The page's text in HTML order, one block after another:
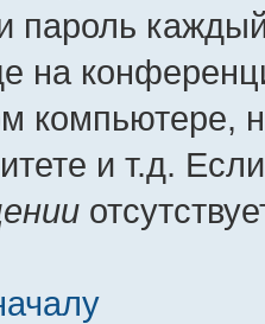
пароль
на
компьютере,
и т.д.